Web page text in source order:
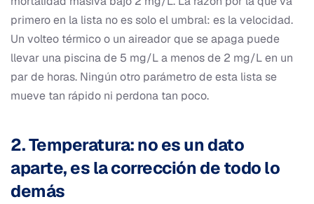
primero en la lista no es solo el umbral: es la velocidad.
Un volteo térmico o un aireador que se apaga puede
llevar una piscina de 5 mg/L a menos de 2 mg/L en un
par de horas. Ningún otro parámetro de esta lista se
mueve tan rápido ni perdona tan poco.
2. Temperatura: no es un dato
aparte, es la corrección de todo lo
demás